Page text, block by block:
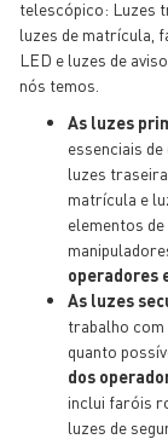
telescópico: Luzes
luzes de matrícula,
LED e luzes de
nós temos.
As luzes
essenciais
luzes
matrícula e
elementos
operadores
As luzes
trabalho
quanto
dos
inclui faróis
luzes de